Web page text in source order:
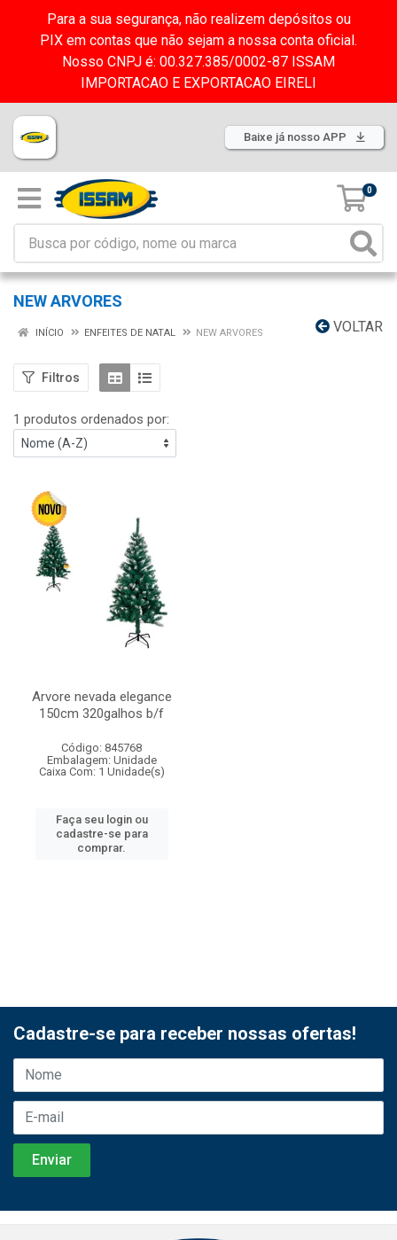
Para a sua segurança, não realizem depósitos ou
PIX em contas que não sejam a nossa conta oficial.
Nosso CNPJ é: 00.327.385/0002-87 ISSAM
IMPORTACAO E EXPORTACAO EIRELI
Baixe já nosso APP
0
NEW ARVORES
VOLTAR
INÍCIO ENFEITES DE NATAL NEW ARVORES
Filtros
1 produtos ordenados por:
Arvore nevada elegance
150cm 320galhos b/f
Código: 845768
Embalagem: Unidade
Caixa Com: 1 Unidade(s)
Faça seu login ou
cadastre-se para
comprar.
Cadastre-se para receber nossas ofertas!